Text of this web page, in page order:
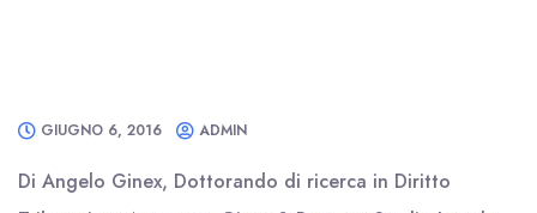
GIUGNO 6, 2016 ADMIN
Di Angelo Ginex, Dottorando di ricerca in Diritto